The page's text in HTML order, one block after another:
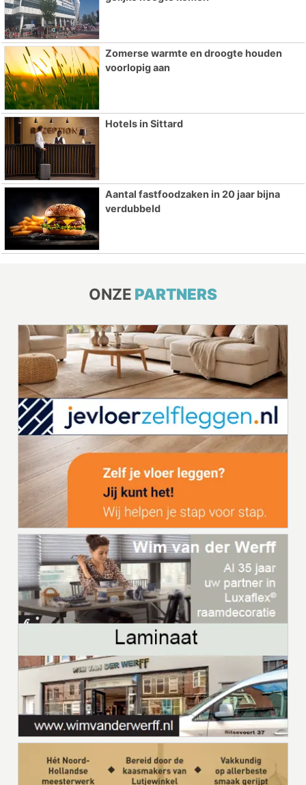
Zomerse warmte en droogte houden
voorlopig aan
Hotels in Sittard
Aantal fastfoodzaken in 20 jaar bijna
verdubbeld
ONZE PARTNERS